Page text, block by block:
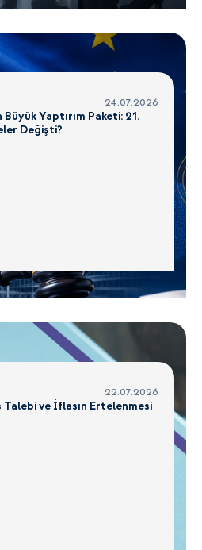
24.07.2026
Büyük Yaptırım Paketi: 21.
Değişti?
22.07.2026
ve İflasın Ertelenmesi